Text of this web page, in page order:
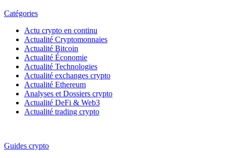
Catégories
Actu crypto en continu
Actualité Cryptomonnaies
Actualité Bitcoin
Actualité Économie
Actualité Technologies
Actualité exchanges crypto
Actualité Ethereum
Analyses et Dossiers crypto
Actualité DeFi & Web3
Actualité trading crypto
Guides crypto